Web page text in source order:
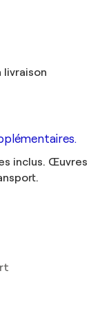
livraison
inclus. Œuvres